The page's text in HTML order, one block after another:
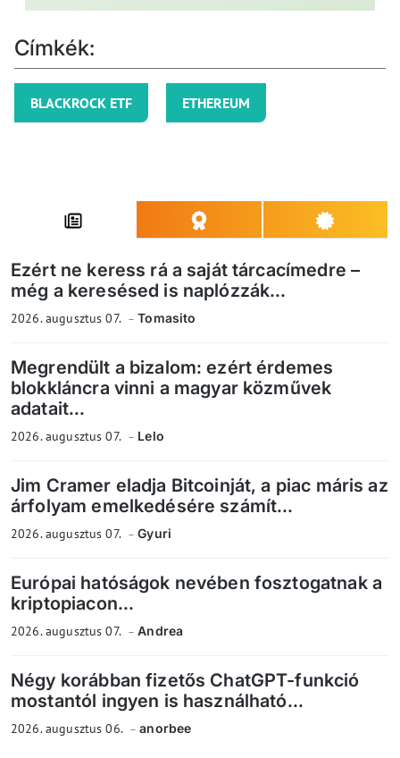
Címkék:
BLACKROCK ETF ETHEREUM
Ezért ne keress rá a saját tárcacímedre –
még a keresésed is naplózzák...
2026. augusztus 07. Tomasito
Megrendült a bizalom: ezért érdemes
blokkláncra vinni a magyar közművek
adatait...
2026. augusztus 07. Lelo
Jim Cramer eladja Bitcoinját, a piac máris az
árfolyam emelkedésére számít...
2026. augusztus 07. Gyuri
Európai hatóságok nevében fosztogatnak a
kriptopiacon...
2026. augusztus 07. Andrea
Négy korábban fizetős ChatGPT-funkció
mostantól ingyen is használható...
2026. augusztus 06. anorbee